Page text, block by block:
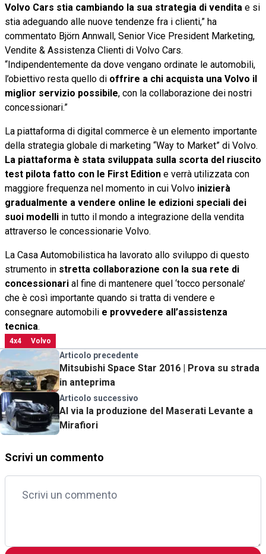
Volvo Cars stia cambiando la sua strategia di vendita e si
stia adeguando alle nuove tendenze fra i clienti,” ha
commentato Björn Annwall, Senior Vice President Marketing,
Vendite & Assistenza Clienti di Volvo Cars.
“Indipendentemente da dove vengano ordinate le automobili,
l’obiettivo resta quello di offrire a chi acquista una Volvo il
miglior servizio possibile, con la collaborazione dei nostri
concessionari.”
La piattaforma di digital commerce è un elemento importante
della strategia globale di marketing “Way to Market” di Volvo.
La piattaforma è stata sviluppata sulla scorta del riuscito
test pilota fatto con le First Edition e verrà utilizzata con
maggiore frequenza nel momento in cui Volvo inizierà
gradualmente a vendere online le edizioni speciali dei
suoi modelli in tutto il mondo a integrazione della vendita
attraverso le concessionarie Volvo.
La Casa Automobilistica ha lavorato allo sviluppo di questo
strumento in stretta collaborazione con la sua rete di
concessionari al fine di mantenere quel ‘tocco personale’
che è così importante quando si tratta di vendere e
consegnare automobili e provvedere all’assistenza
tecnica.
4x4 Volvo
Articolo precedente
Mitsubishi Space Star 2016 | Prova su strada
in anteprima
Articolo successivo
Al via la produzione del Maserati Levante a
Mirafiori
Scrivi un commento